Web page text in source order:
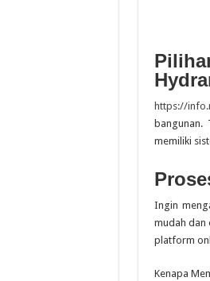
https://
bangunan.
memiliki
Ingin
mudah dan
platform
Kenapa